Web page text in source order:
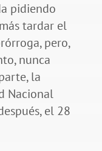
pidiendo
tardar el
pero,
nunca
la
Nacional
el 28